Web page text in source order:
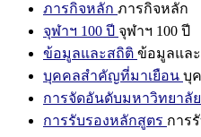
ภารกิจหลัก ภารกิจหลัก
จุฬาฯ 100 ปี จุฬาฯ 100 ปี
ข้อมูลและสถิติ ข้อมูลแล
บุคคลสำคัญที่มาเยือน บุ
การจัดอันดับมหาวิทยาลัย
การรับรองหลักสูตร การ